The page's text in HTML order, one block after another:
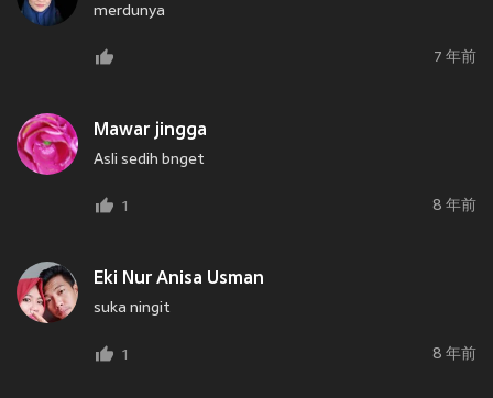
merdunya
7 年前
Mawar jingga
Asli sedih bnget
1 8 年前
Eki Nur Anisa Usman
suka ningit
1 8 年前